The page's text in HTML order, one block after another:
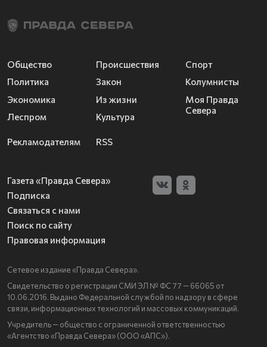
Общество
Политика
Экономика
Леспром
Происшествия
Закон
Из жизни
Культура
Спорт
Колумнисты
Моя Правда
Севера
Рекламодателям RSS
Газета «Правда Севера»
Подписка
Связаться с нами
Поиск по сайту
Правовая информация
Сетевое издание «Правда Севера».
Свидетельство о регистрации СМИ ЭЛ № ФС 77 — 66065 от
10.06.2016. Выдано Федеральной службой по надзору в сфере
связи, информационных технологий и массовых коммуникаций.
Учредитель — общество с ограниченной ответственностью
«Агентство «Правда Севера» (ООО «АПС»).